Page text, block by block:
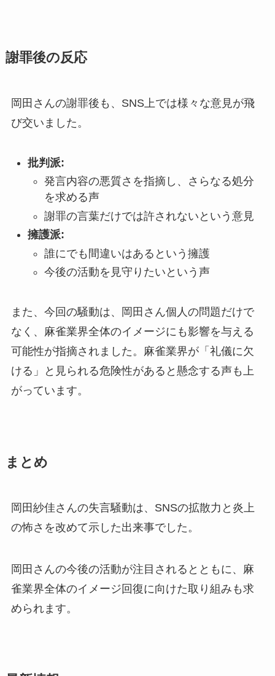
謝罪後の反応
岡田さんの謝罪後も、SNS上では様々な意見が飛
び交いました。
批判派:
発言内容の悪質さを指摘し、さらなる処分
を求める声
謝罪の言葉だけでは許されないという意見
擁護派:
誰にでも間違いはあるという擁護
今後の活動を見守りたいという声
また、今回の騒動は、岡田さん個人の問題だけで
なく、麻雀業界全体のイメージにも影響を与える
可能性が指摘されました。麻雀業界が「礼儀に欠
ける」と見られる危険性があると懸念する声も上
がっています。
まとめ
岡田紗佳さんの失言騒動は、SNSの拡散力と炎上
の怖さを改めて示した出来事でした。
岡田さんの今後の活動が注目されるとともに、麻
雀業界全体のイメージ回復に向けた取り組みも求
められます。